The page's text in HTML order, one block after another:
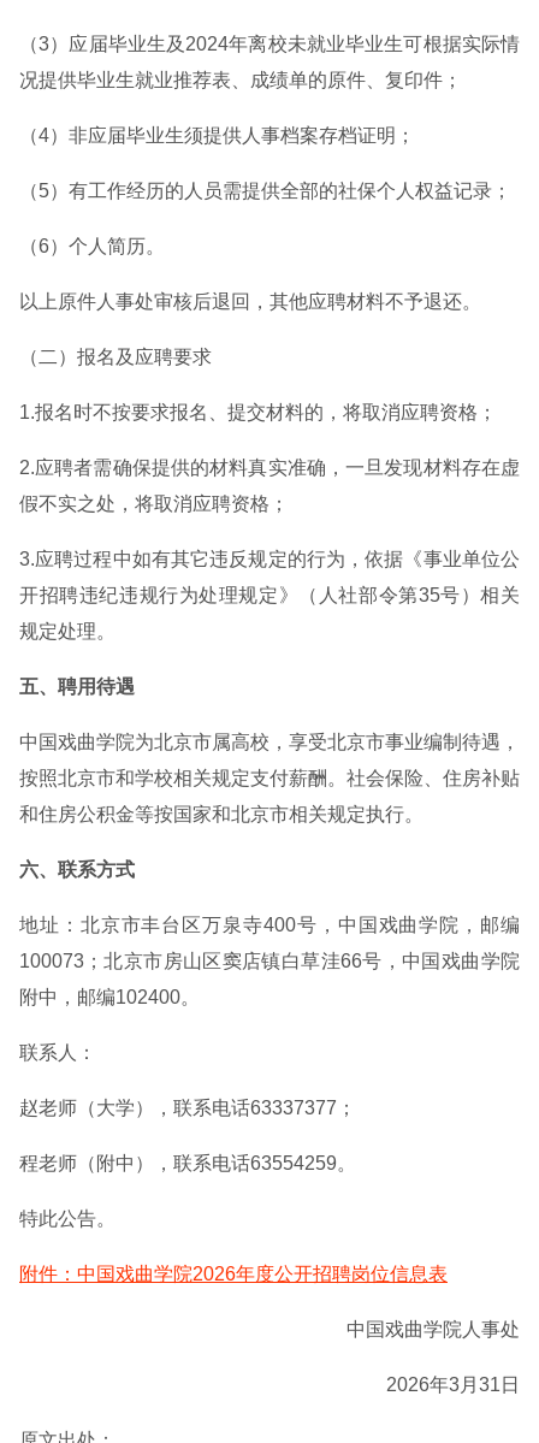
（3）应届毕业生及2024年离校未就业毕业生可根据实际情
况提供毕业生就业推荐表、成绩单的原件、复印件；
（4）非应届毕业生须提供人事档案存档证明；
（5）有工作经历的人员需提供全部的社保个人权益记录；
（6）个人简历。
以上原件人事处审核后退回，其他应聘材料不予退还。
（二）报名及应聘要求
1.报名时不按要求报名、提交材料的，将取消应聘资格；
2.应聘者需确保提供的材料真实准确，一旦发现材料存在虚
假不实之处，将取消应聘资格；
3.应聘过程中如有其它违反规定的行为，依据《事业单位公
开招聘违纪违规行为处理规定》（人社部令第35号）相关
规定处理。
五、聘用待遇
中国戏曲学院为北京市属高校，享受北京市事业编制待遇，
按照北京市和学校相关规定支付薪酬。社会保险、住房补贴
和住房公积金等按国家和北京市相关规定执行。
六、联系方式
地址：北京市丰台区万泉寺400号，中国戏曲学院，邮编
100073；北京市房山区窦店镇白草洼66号，中国戏曲学院
附中，邮编102400。
联系人：
赵老师（大学），联系电话63337377；
程老师（附中），联系电话63554259。
特此公告。
附件：中国戏曲学院2026年度公开招聘岗位信息表
中国戏曲学院人事处
2026年3月31日